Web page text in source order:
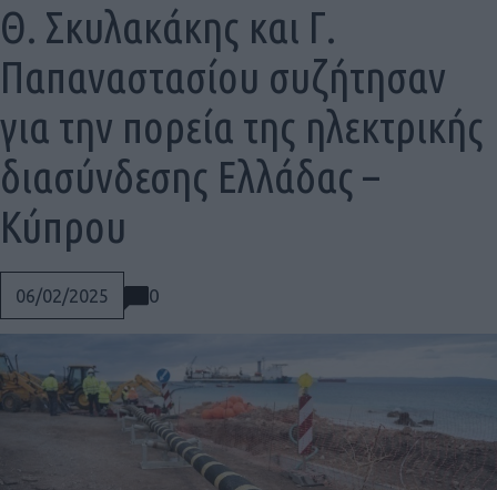
06/02/2025 0
Θ. Σκυλακάκης και Γ.
Παπαναστασίου συζήτησαν
για την πορεία της ηλεκτρικής
διασύνδεσης Ελλάδας –
Κύπρου